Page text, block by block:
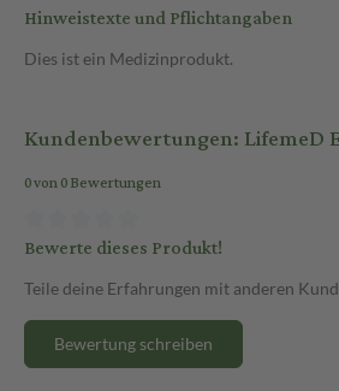
Hinweistexte und Pflichtangaben
Dies ist ein Medizinprodukt.
Kundenbewertungen: LifemeD
0 von 0 Bewertungen
Bewerte dieses Produkt!
Teile deine Erfahrungen mit anderen
Bewertung schreiben